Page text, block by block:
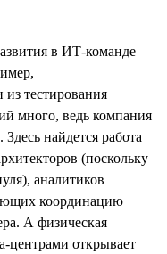
в ИТ-команде
тестирования
много, ведь компания
найдется работа
(поскольку
аналитиков
координацию
А физическая
центрами открывает